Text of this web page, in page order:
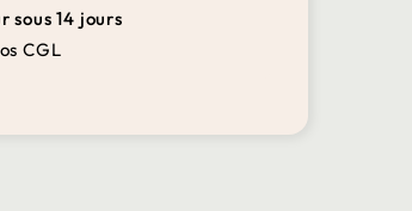
sous 14 jours
CGL